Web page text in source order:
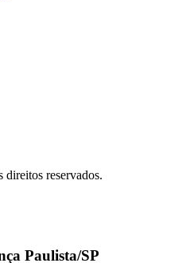
reservados.
Paulista/SP